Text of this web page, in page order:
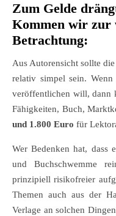
Zum Gelde
Kommen wir zur
Betrachtung:
Aus Autorensicht sollte
relativ simpel sein.
veröffentlichen will, dann
Fähigkeiten, Buch,
und 1.800 Euro für
Wer Bedenken hat, dass
und Buchschwemme
prinzipiell risikofreier
Themen auch aus der
Verlage an solchen